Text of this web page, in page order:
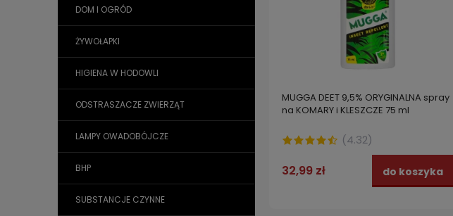
DOM I OGRÓD
ŻYWOŁAPKI
HIGIENA W HODOWLI
ODSTRASZACZE ZWIERZĄT
LAMPY OWADOBÓJCZE
BHP
SUBSTANCJE CZYNNE
MUGGA DEET 9,5% ORYGINALNA spray
na KOMARY i KLESZCZE 75 ml
(4.32)
32,99 zł do koszyka